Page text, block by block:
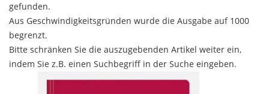
gefunden.
Aus Geschwindigkeitsgründen wurde die Ausgabe auf 1000
begrenzt.
Bitte schränken Sie die auszugebenden Artikel weiter ein,
indem Sie z.B. einen Suchbegriff in der Suche eingeben.